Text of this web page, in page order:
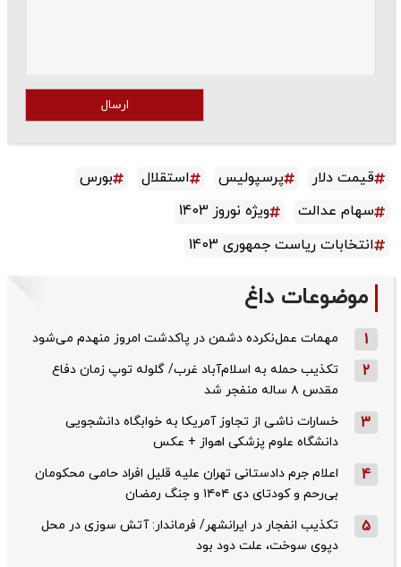
ارسال
قیمت دلار پرسپولیس استقلال
بورس
سهام عدالت
ویژه نوروز 1403
انتخابات ریاست جمهوری 1403
موضوعات داغ
1 مهمات عمل‌نکرده دشمن در پاکدشت امروز منهدم می‌شود
2
تکذیب حمله به اسلام‌آباد غرب/ گلوله توپ زمان دفاع
مقدس ۸ ساله منفجر شد
3
خسارات ناشی از تجاوز آمریکا به خوابگاه دانشجویی
دانشگاه علوم پزشکی اهواز + عکس
4
اعلام جرم دادستانی تهران علیه قلیل افراد حامی محکومان
بی‌رحم و کودتای دی‌ ۱۴۰۴ و جنگ رمضان
5
تکذیب ‌انفجار در ایرانشهر/ فرماندار: آتش سوزی در محل
دپوی سوخت، علت دود بود